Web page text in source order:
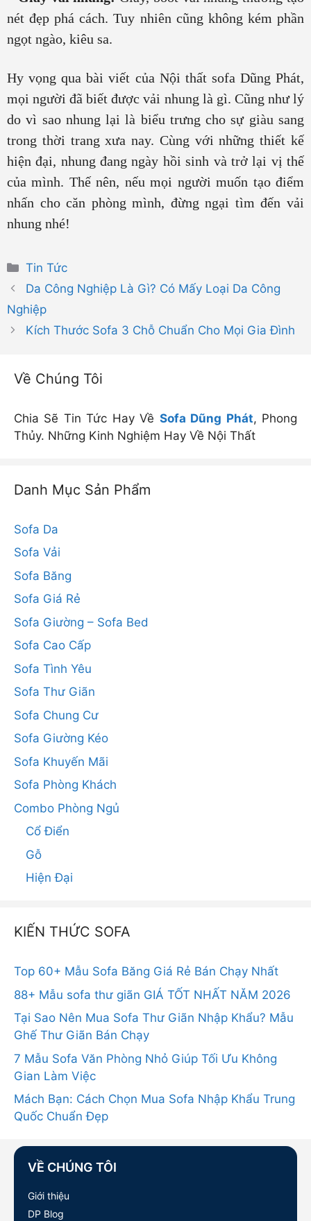
nét đẹp phá cách. Tuy nhiên cũng không kém phần
ngọt ngào, kiêu sa.
Hy vọng qua bài viết của Nội thất sofa Dũng Phát,
mọi người đã biết được vải nhung là gì. Cũng như lý
do vì sao nhung lại là biểu trưng cho sự giàu sang
trong thời trang xưa nay. Cùng với những thiết kế
hiện đại, nhung đang ngày hồi sinh và trở lại vị thế
của mình. Thế nên, nếu mọi người muốn tạo điểm
nhấn cho căn phòng mình, đừng ngại tìm đến vải
nhung nhé!
Danh
mục
Tin Tức
Da Công Nghiệp Là Gì? Có Mấy Loại Da Công
Nghiệp
Kích Thước Sofa 3 Chỗ Chuẩn Cho Mọi Gia Đình
Về Chúng Tôi
Chia Sẽ Tin Tức Hay Về Sofa Dũng Phát, Phong
Thủy. Những Kinh Nghiệm Hay Về Nội Thất
Danh Mục Sản Phẩm
Sofa Da
Sofa Vải
Sofa Băng
Sofa Giá Rẻ
Sofa Giường – Sofa Bed
Sofa Cao Cấp
Sofa Tình Yêu
Sofa Thư Giãn
Sofa Chung Cư
Sofa Giường Kéo
Sofa Khuyến Mãi
Sofa Phòng Khách
Combo Phòng Ngủ
Cổ Điển
Gỗ
Hiện Đại
KIẾN THỨC SOFA
Top 60+ Mẫu Sofa Băng Giá Rẻ Bán Chạy Nhất
88+ Mẫu sofa thư giãn GIÁ TỐT NHẤT NĂM 2026
Tại Sao Nên Mua Sofa Thư Giãn Nhập Khẩu? Mẫu
Ghế Thư Giãn Bán Chạy
7 Mẫu Sofa Văn Phòng Nhỏ Giúp Tối Ưu Không
Gian Làm Việc
Mách Bạn: Cách Chọn Mua Sofa Nhập Khẩu Trung
Quốc Chuẩn Đẹp
VỀ CHÚNG TÔI
Giới thiệu
DP Blog